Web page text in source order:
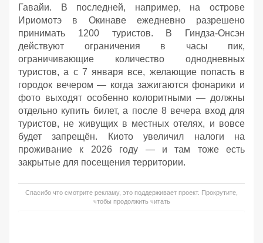
Гавайи. В последней, например, на острове
Ириомотэ в Окинаве ежедневно разрешено
принимать 1200 туристов. В Гиндза-Онсэн
действуют ограничения в часы пик,
ограничивающие количество однодневных
туристов, а с 7 января все, желающие попасть в
городок вечером — когда зажигаются фонарики и
фото выходят особенно колоритными — должны
отдельно купить билет, а после 8 вечера вход для
туристов, не живущих в местных отелях, и вовсе
будет запрещён. Киото увеличил налоги на
проживание к 2026 году — и там тоже есть
закрытые для посещения территории.
Спасибо что смотрите рекламу, это поддерживает проект. Прокрутите,
чтобы продолжить читать